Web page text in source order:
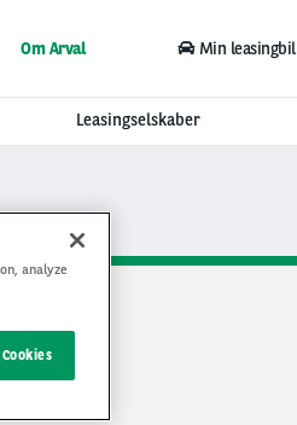
Om Arval Min leasingbil
Leasingselskaber
analyze